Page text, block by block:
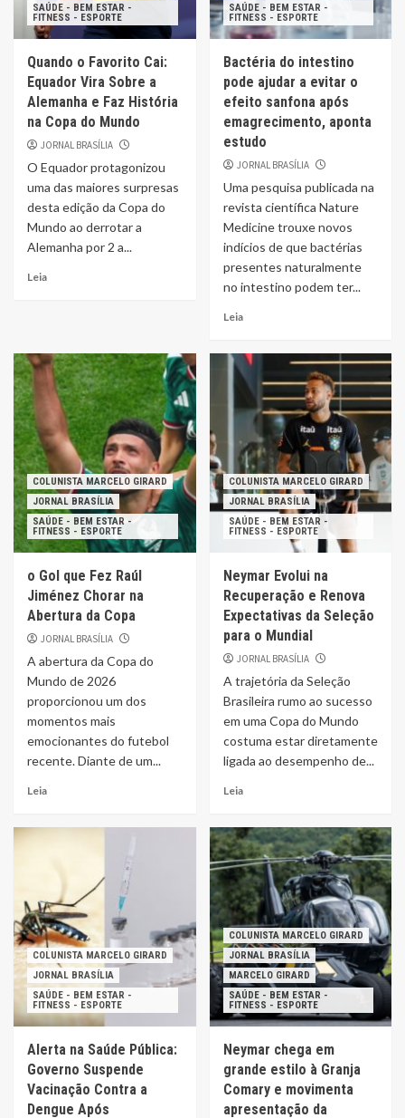
SAÚDE - BEM ESTAR -
FITNESS - ESPORTE
Quando o Favorito Cai:
Equador Vira Sobre a
Alemanha e Faz História
na Copa do Mundo
JORNAL BRASÍLIA
O Equador protagonizou
uma das maiores surpresas
desta edição da Copa do
Mundo ao derrotar a
Alemanha por 2 a...
Leia
SAÚDE - BEM ESTAR -
FITNESS - ESPORTE
Bactéria do intestino
pode ajudar a evitar o
efeito sanfona após
emagrecimento, aponta
estudo
JORNAL BRASÍLIA
Uma pesquisa publicada na
revista científica Nature
Medicine trouxe novos
indícios de que bactérias
presentes naturalmente
no intestino podem ter...
Leia
COLUNISTA MARCELO GIRARD
JORNAL BRASÍLIA
SAÚDE - BEM ESTAR -
FITNESS - ESPORTE
o Gol que Fez Raúl
Jiménez Chorar na
Abertura da Copa
JORNAL BRASÍLIA
A abertura da Copa do
Mundo de 2026
proporcionou um dos
momentos mais
emocionantes do futebol
recente. Diante de um...
Leia
COLUNISTA MARCELO GIRARD
JORNAL BRASÍLIA
SAÚDE - BEM ESTAR -
FITNESS - ESPORTE
Neymar Evolui na
Recuperação e Renova
Expectativas da Seleção
para o Mundial
JORNAL BRASÍLIA
A trajetória da Seleção
Brasileira rumo ao sucesso
em uma Copa do Mundo
costuma estar diretamente
ligada ao desempenho de...
Leia
COLUNISTA MARCELO GIRARD
JORNAL BRASÍLIA
SAÚDE - BEM ESTAR -
FITNESS - ESPORTE
Alerta na Saúde Pública:
Governo Suspende
Vacinação Contra a
Dengue Após
COLUNISTA MARCELO GIRARD
JORNAL BRASÍLIA
MARCELO GIRARD
SAÚDE - BEM ESTAR -
FITNESS - ESPORTE
Neymar chega em
grande estilo à Granja
Comary e movimenta
apresentação da